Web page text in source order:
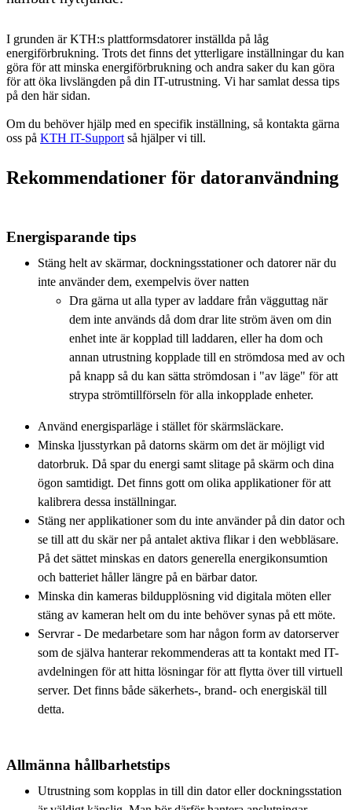
I grunden är KTH:s plattformsdatorer inställda på låg
energiförbrukning. Trots det finns det ytterligare inställningar du kan
göra för att minska energiförbrukning och andra saker du kan göra
för att öka livslängden på din IT-utrustning. Vi har samlat dessa tips
på den här sidan.
Om du behöver hjälp med en specifik inställning, så kontakta gärna
oss på KTH IT-Support så hjälper vi till.
Rekommendationer för datoranvändning
Energisparande tips
Stäng helt av skärmar, dockningsstationer och datorer när du
inte använder dem, exempelvis över natten
Dra gärna ut alla typer av laddare från vägguttag när
dem inte används då dom drar lite ström även om din
enhet inte är kopplad till laddaren, eller ha dom och
annan utrustning kopplade till en strömdosa med av och
på knapp så du kan sätta strömdosan i "av läge" för att
strypa strömtillförseln för alla inkopplade enheter.
Använd energisparläge i stället för skärmsläckare.
Minska ljusstyrkan på datorns skärm om det är möjligt vid
datorbruk. Då spar du energi samt slitage på skärm och dina
ögon samtidigt. Det finns gott om olika applikationer för att
kalibrera dessa inställningar.
Stäng ner applikationer som du inte använder på din dator och
se till att du skär ner på antalet aktiva flikar i den webbläsare.
På det sättet minskas en dators generella energikonsumtion
och batteriet håller längre på en bärbar dator.
Minska din kameras bildupplösning vid digitala möten eller
stäng av kameran helt om du inte behöver synas på ett möte.
Servrar - De medarbetare som har någon form av datorserver
som de själva hanterar rekommenderas att ta kontakt med IT-
avdelningen för att hitta lösningar för att flytta över till virtuell
server. Det finns både säkerhets-, brand- och energiskäl till
detta.
Allmänna hållbarhetstips
Utrustning som kopplas in till din dator eller dockningsstation